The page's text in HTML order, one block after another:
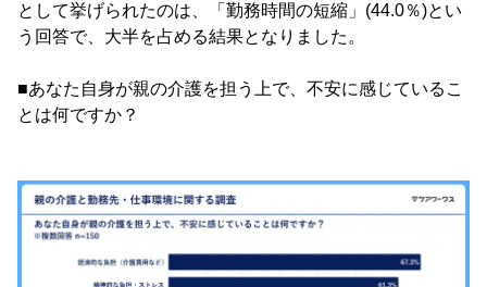
として挙げられたのは、「勤務時間の短縮」(44.0％)とい
う回答で、大半を占める結果となりました。
■あなた自身が親の介護を担う上で、不安に感じているこ
とは何ですか？